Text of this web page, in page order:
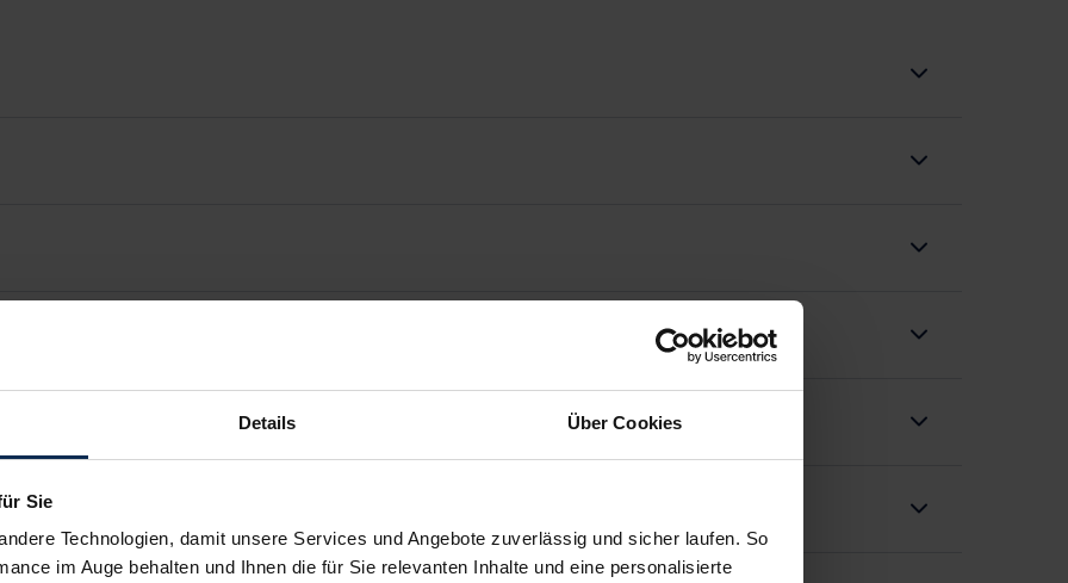
Details Über Cookies
Sie
Technologien, damit unsere Services und Angebote zuverlässig und sicher laufen. So
im Auge behalten und Ihnen die für Sie relevanten Inhalte und eine personalisierte